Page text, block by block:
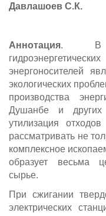
Давлашоев С.К.
Аннотация. В
энергоносителей
экологических
производства
Душанбе и других
утилизация
рассматривать не
комплексное
образует весьма
сырье.
При сжигании
электрических